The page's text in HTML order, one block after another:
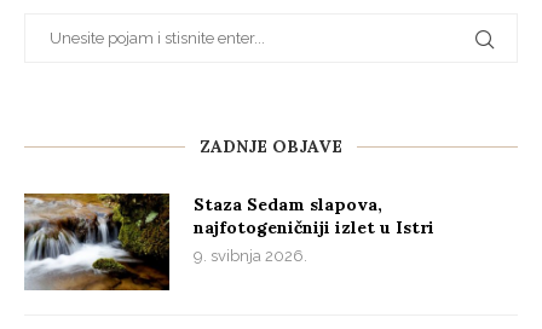
ZADNJE OBJAVE
Staza Sedam slapova,
najfotogeničniji izlet u Istri
9. svibnja 2026.